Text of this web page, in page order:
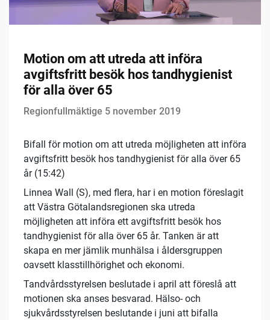
Motion om att utreda att införa
avgiftsfritt besök hos tandhygienist
för alla över 65
Regionfullmäktige 5 november 2019
Bifall för motion om att utreda möjligheten att införa
avgiftsfritt besök hos tandhygienist för alla över 65
år (15:42)
Linnea Wall (S), med flera, har i en motion föreslagit
att Västra Götalandsregionen ska utreda
möjligheten att införa ett avgiftsfritt besök hos
tandhygienist för alla över 65 år. Tanken är att
skapa en mer jämlik munhälsa i åldersgruppen
oavsett klasstillhörighet och ekonomi.
Tandvårdsstyrelsen beslutade i april att föreslå att
motionen ska anses besvarad. Hälso- och
sjukvårdsstyrelsen beslutande i juni att bifalla